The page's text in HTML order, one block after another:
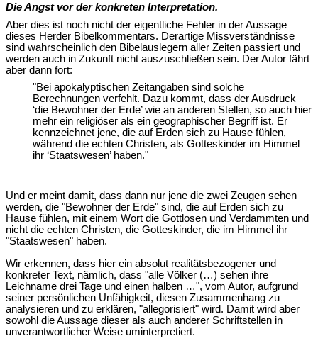
Die Angst vor der konkreten Interpretation.
Aber dies ist noch nicht der eigentliche Fehler in der Aussage
dieses Herder Bibelkommentars. Derartige Missverständnisse
sind wahrscheinlich den Bibelauslegern aller Zeiten passiert und
werden auch in Zukunft nicht auszuschließen sein. Der Autor fährt
aber dann fort:
"Bei apokalyptischen Zeitangaben sind solche
Berechnungen verfehlt. Dazu kommt, dass der Ausdruck
‘die Bewohner der Erde’ wie an anderen Stellen, so auch hier
mehr ein religiöser als ein geographischer Begriff ist. Er
kennzeichnet jene, die auf Erden sich zu Hause fühlen,
während die echten Christen, als Gotteskinder im Himmel
ihr ‘Staatswesen’ haben."
Und er meint damit, dass dann nur jene die zwei Zeugen sehen
werden, die "Bewohner der Erde" sind, die auf Erden sich zu
Hause fühlen, mit einem Wort die Gottlosen und Verdammten und
nicht die echten Christen, die Gotteskinder, die im Himmel ihr
"Staatswesen" haben.
Wir erkennen, dass hier ein absolut realitätsbezogener und
konkreter Text, nämlich, dass "alle Völker (…) sehen ihre
Leichname drei Tage und einen halben …", vom Autor, aufgrund
seiner persönlichen Unfähigkeit, diesen Zusammenhang zu
analysieren und zu erklären, "allegorisiert" wird. Damit wird aber
sowohl die Aussage dieser als auch anderer Schriftstellen in
unverantwortlicher Weise uminterpretiert.